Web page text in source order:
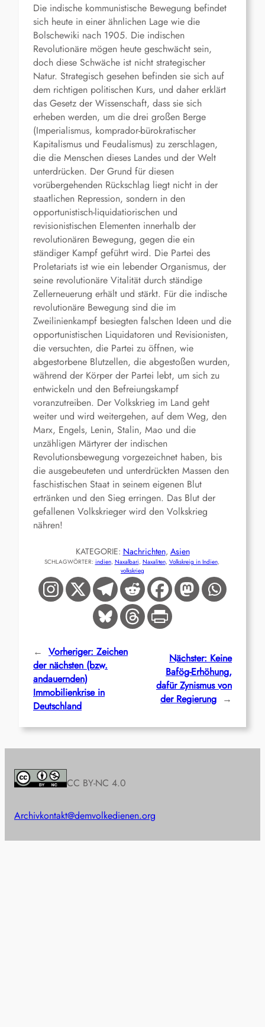
Die indische kommunistische Bewegung befindet
sich heute in einer ähnlichen Lage wie die
Bolschewiki nach 1905. Die indischen
Revolutionäre mögen heute geschwächt sein,
doch diese Schwäche ist nicht strategischer
Natur. Strategisch gesehen befinden sie sich auf
dem richtigen politischen Kurs, und daher erklärt
das Gesetz der Wissenschaft, dass sie sich
erheben werden, um die drei großen Berge
(Imperialismus, komprador-bürokratischer
Kapitalismus und Feudalismus) zu zerschlagen,
die die Menschen dieses Landes und der Welt
unterdrücken. Der Grund für diesen
vorübergehenden Rückschlag liegt nicht in der
staatlichen Repression, sondern in den
opportunistisch-liquidatiorischen und
revisionistischen Elementen innerhalb der
revolutionären Bewegung, gegen die ein
ständiger Kampf geführt wird. Die Partei des
Proletariats ist wie ein lebender Organismus, der
seine revolutionäre Vitalität durch ständige
Zellerneuerung erhält und stärkt. Für die indische
revolutionäre Bewegung sind die im
Zweilinienkampf besiegten falschen Ideen und die
opportunistischen Liquidatoren und Revisionisten,
die versuchten, die Partei zu öffnen, wie
abgestorbene Blutzellen, die abgestoßen wurden,
während der Körper der Partei lebt, um sich zu
entwickeln und den Befreiungskampf
voranzutreiben. Der Volkskrieg im Land geht
weiter und wird weitergehen, auf dem Weg, den
Marx, Engels, Lenin, Stalin, Mao und die
unzähligen Märtyrer der indischen
Revolutionsbewegung vorgezeichnet haben, bis
die ausgebeuteten und unterdrückten Massen den
faschistischen Staat in seinem eigenen Blut
ertränken und den Sieg erringen. Das Blut der
gefallenen Volkskrieger wird den Volkskrieg
nähren!
KATEGORIE: Nachrichten, Asien
SCHLAGWÖRTER: indien, Naxalbari, Naxaliten, Volkskreig in Indien
volkskrieg
← Vorheriger: Zeichen
der nächsten (bzw.
andauernden)
Immobilienkrise in
Deutschland
Nächster: Keine
Bafög-Erhöhung,
dafür Zynismus von
der Regierung →
CC BY-NC 4.0
Archivkontakt@demvolkedienen.org